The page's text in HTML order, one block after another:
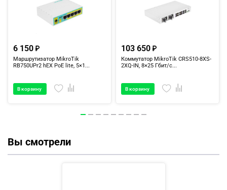
6 150
Маршрутизатор MikroTik
RB750UPr2 hEX PoE lite, 5×1...
В корзину
103 650
Коммутатор MikroTik CRS510-8XS-
2XQ-IN, 8×25 Гбит/с...
В корзину
Вы смотрели